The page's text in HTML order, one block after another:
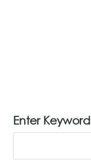
Enter Keyword